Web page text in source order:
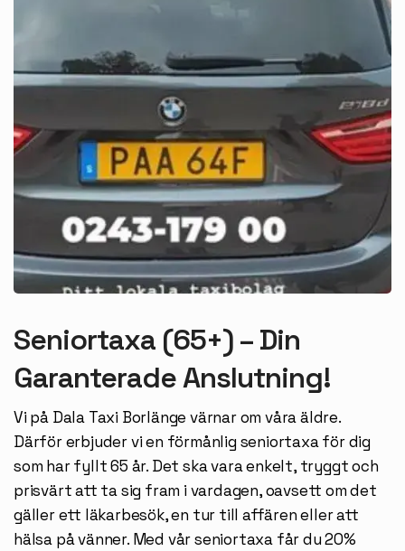
Seniortaxa (65+) – Din
Garanterade Anslutning!
Vi på Dala Taxi Borlänge värnar om våra äldre.
Därför erbjuder vi en förmånlig seniortaxa för dig
som har fyllt 65 år. Det ska vara enkelt, tryggt och
prisvärt att ta sig fram i vardagen, oavsett om det
gäller ett läkarbesök, en tur till affären eller att
hälsa på vänner. Med vår seniortaxa får du 20%